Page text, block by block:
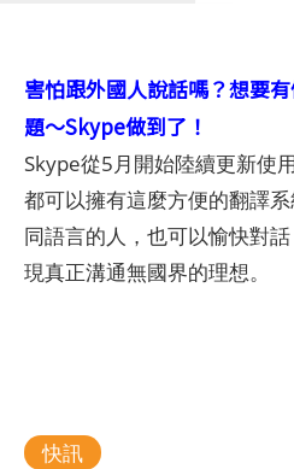
害怕跟外國人說話嗎？想要
題～Skype做到了！
Skype從5月開始陸續更新使
都可以擁有這麼方便的翻譯
同語言的人，也可以愉快對
現真正溝通無國界的理想。
快訊